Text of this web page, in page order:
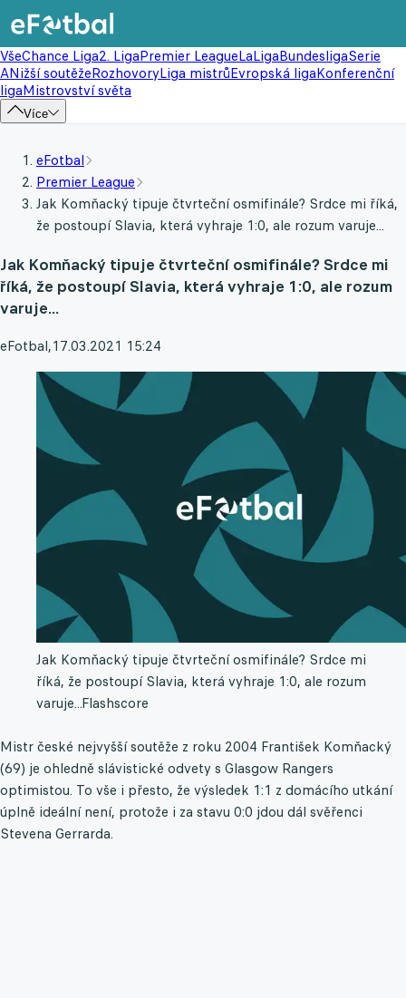
VšeChance Liga2. LigaPremier LeagueLaLigaBundesligaSerie
ANižší soutěžeRozhovoryLiga mistrůEvropská ligaKonferenční
ligaMistrovství světa
Více
eFotbal
Premier League
Jak Komňacký tipuje čtvrteční osmifinále? Srdce mi říká,
že postoupí Slavia, která vyhraje 1:0, ale rozum varuje...
Jak Komňacký tipuje čtvrteční osmifinále? Srdce mi
říká, že postoupí Slavia, která vyhraje 1:0, ale rozum
varuje...
eFotbal,17.03.2021 15:24
Jak Komňacký tipuje čtvrteční osmifinále? Srdce mi
říká, že postoupí Slavia, která vyhraje 1:0, ale rozum
varuje...Flashscore
Mistr české nejvyšší soutěže z roku 2004 František Komňacký
(69) je ohledně slávistické odvety s Glasgow Rangers
optimistou. To vše i přesto, že výsledek 1:1 z domácího utkání
úplně ideální není, protože i za stavu 0:0 jdou dál svěřenci
Stevena Gerrarda.